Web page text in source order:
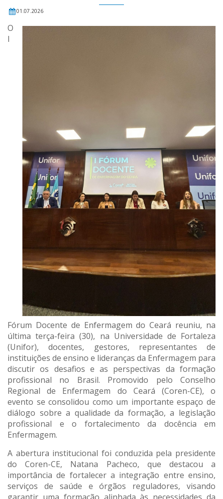
01.07.2026
O
I
Fórum Docente de Enfermagem do Ceará reuniu, na
última terça-feira (30), na Universidade de Fortaleza
(Unifor), docentes, gestores, representantes de
instituições de ensino e lideranças da Enfermagem para
discutir os desafios e as perspectivas da formação
profissional no Brasil. Promovido pelo Conselho
Regional de Enfermagem do Ceará (Coren-CE), o
evento se consolidou como um importante espaço de
diálogo sobre a qualidade da formação, a legislação
profissional e o fortalecimento da docência em
Enfermagem.
A abertura institucional foi conduzida pela presidente
do Coren-CE, Natana Pacheco, que destacou a
importância de fortalecer a integração entre ensino,
serviços de saúde e órgãos reguladores, visando